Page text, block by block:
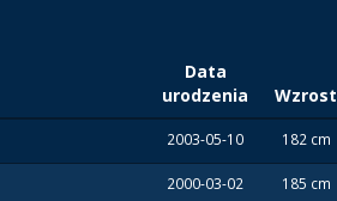
Data
urodzenia
Wzrost
2003-05-10 182 cm
2000-03-02 185 cm